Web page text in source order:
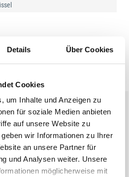
Details Über Cookies
Cookies
um Inhalte und Anzeigen zu
für soziale Medien anbieten
auf unsere Website zu
wir Informationen zu Ihrer
an unsere Partner für
und Analysen weiter. Unsere
möglicherweise mit